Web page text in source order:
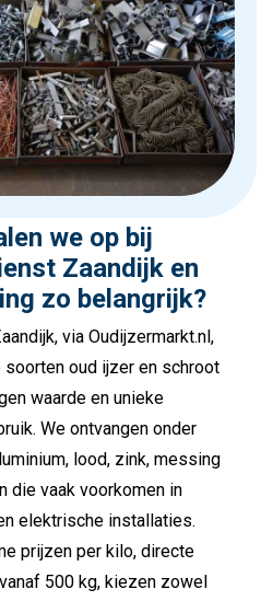
we op bij
Zaandijk en
zo belangrijk?
via Oudijzermarkt.nl,
oud ijzer en schroot
waarde en unieke
We ontvangen onder
lood, zink, messing
die vaak voorkomen in
elektrische installaties.
prijzen per kilo, directe
500 kg, kiezen zowel